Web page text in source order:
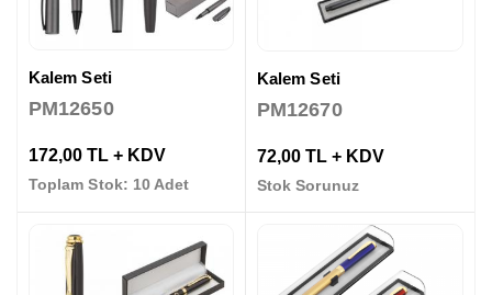
Kalem Seti
PM12650
172,00 TL + KDV
Toplam Stok: 10 Adet
Kalem Seti
PM12670
72,00 TL + KDV
Stok Sorunuz